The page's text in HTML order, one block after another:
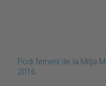
Podi femení de la Mitja
2016